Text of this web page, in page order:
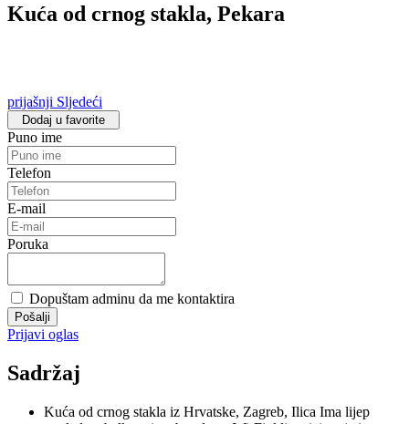
Kuća od crnog stakla, Pekara
prijašnji Sljedeći
Dodaj u favorite
Puno ime
Telefon
E-mail
Poruka
Dopuštam adminu da me kontaktira
Pošalji
Prijavi oglas
Sadržaj
Kuća od crnog stakla iz Hrvatske, Zagreb, Ilica Ima lijep